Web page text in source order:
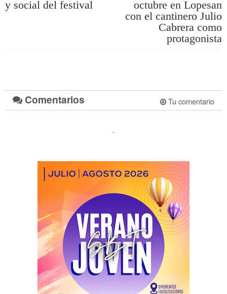
y social del festival
octubre en Lopesan
con el cantinero Julio
Cabrera como
protagonista
Comentarios Tu comentario
.